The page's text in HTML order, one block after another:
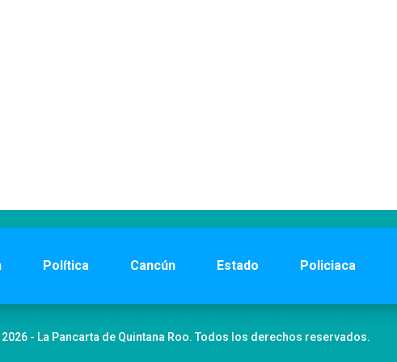
Política Cancún Estado Policiaca
- La Pancarta de Quintana Roo. Todos los derechos reservados.